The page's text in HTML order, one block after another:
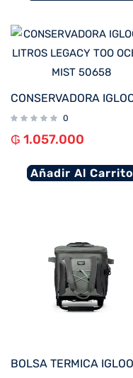
0
₲ 1.057.000
Añadir Al Carrito